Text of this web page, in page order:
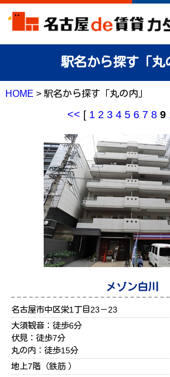
駅名から探す「丸
HOME > 駅名から探す「丸の内」
<< [ 1 2 3 4 5 6 7 8 9
メゾン白川
名古屋市中区栄1丁目23－23
大須観音：徒歩6分
伏見：徒歩7分
丸の内：徒歩15分
地上7階（鉄筋 ）
HOME
駅名から探す
地図から探す
マイリスト
アパマンショップ 栄店
アパマンショップ 御器所
お問い合せ